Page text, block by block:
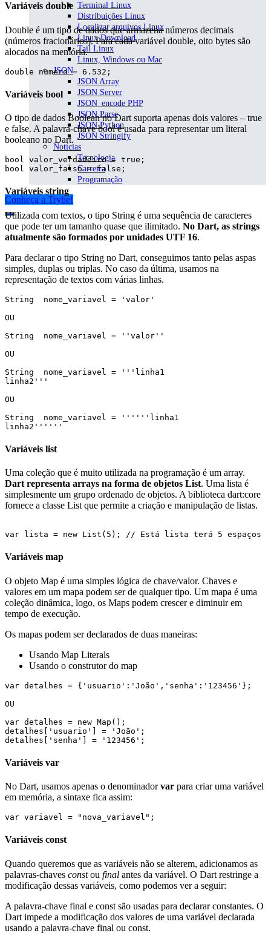
Terminal Linux
Distribuições Linux
Localizar arquivos Linux
Linux Download
Tail Linux
Linux, Windows ou Mac
JSON
JSON Array
JSON Server
JSON_encode PHP
JSON Parse
JSON Python
JSON Stringify
Notícias
Tecnologia
Carreira
Programação
Conheça a Trybe!
Variáveis double
Double é um tipo de dados que armazena números decimais
(números fracionários). Para cada variável double, oito bytes são
alocados na memória.
double numero = 6.532;
Variáveis bool
O tipo de dados Boolean no Dart suporta apenas dois valores – true
e false. A palavra-chave bool é usada para representar um literal
booleano no Dart.
bool valor_verdadeiro = true;
bool valor_falso = false;
Variáveis string
Utilizada com textos, o tipo String é uma sequência de caracteres
que pode ter um tamanho quase que ilimitado. No Dart, as strings
atualmente são formados por unidades UTF 16.
Para declarar o tipo String no Dart, conseguimos tanto pelas aspas
simples, duplas ou triplas. No caso da última, usamos na
representação de textos com várias linhas.
String  nome_variavel = 'valor'
OU
String  nome_variavel = ''valor''
OU
String  nome_variavel = '''linha1
linha2'''
OU
String  nome_variavel = ''''''linha1
linha2''''''
Variáveis list
Uma coleção que é muito utilizada na programação é um array.
Dart representa arrays na forma de objetos List. Uma lista é
simplesmente um grupo ordenado de objetos. A biblioteca dart:core
fornece a classe List que permite a criação e manipulação de listas.
var lista = new List(5); // Está lista terá 5 espaços
Variáveis map
O objeto Map é uma simples lógica de chave/valor. Chaves e
valores em um mapa podem ser de qualquer tipo. Um mapa é uma
coleção dinâmica, logo, os Maps podem crescer e diminuir em
tempo de execução.
Os mapas podem ser declarados de duas maneiras:
Usando Map Literals
Usando o construtor do map
var detalhes = {'usuario':'João','senha':'123456'};
OU
var detalhes = new Map();
detalhes['usuario'] = 'João';
detalhes['senha'] = '123456';
Variáveis var
No Dart, usamos apenas o denominadorvar para criar uma variável
em memória, a sintaxe fica assim:
var variavel = "nova_variavel";
Variáveis const
Quando queremos que as variáveis não se alterem, adicionamos as
palavras-chaves constou final antes da variável. O Dart restringe a
modificação dessas variáveis, como podemos ver a seguir:
A palavra-chave final e const são usadas para declarar constantes. O
Dart impede a modificação dos valores de uma variável declarada
usando a palavra-chave final ou const.